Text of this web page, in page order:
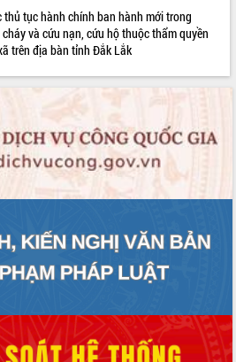
thủ tục hành chính ban hành mới trong
và cứu nạn, cứu hộ thuộc thẩm quyền
trên địa bàn tỉnh Đắk Lắk